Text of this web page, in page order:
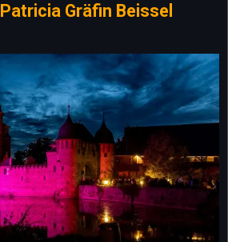
Patricia Gräfin Beissel